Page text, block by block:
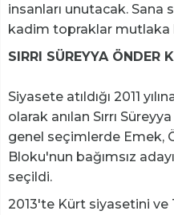
insanları unutacak. Sana
kadim topraklar mutlaka
SIRRI SÜREYYA ÖNDER
Siyasete atıldığı 2011
olarak anılan Sırrı
genel seçimlerde Emek,
Bloku'nun bağımsız
seçildi.
2013'te Kürt siyasetini